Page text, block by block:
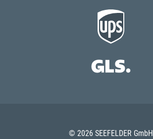
© 2026 SEEFELDER GmbH